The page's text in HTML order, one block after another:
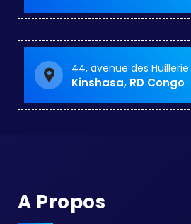
44, avenue des Huillerie
Kinshasa, RD Congo
A Propos